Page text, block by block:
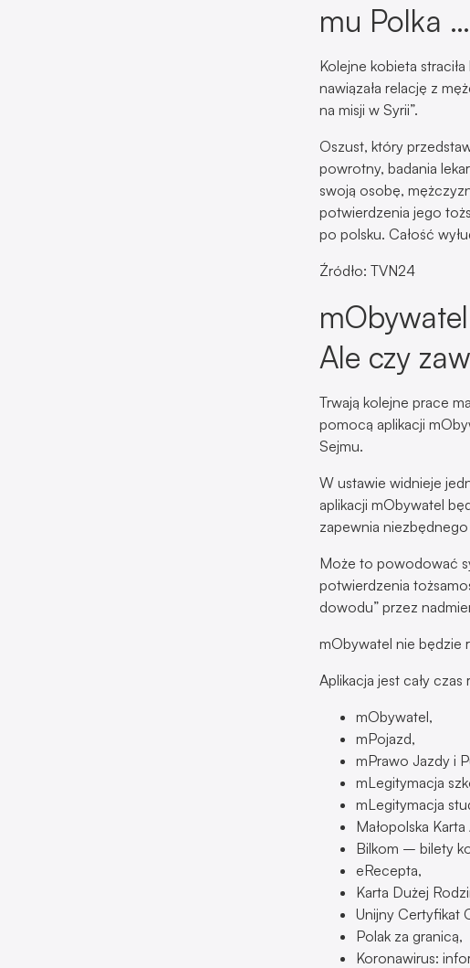
mu Polka
Kolejne kobieta
nawiązała relację z
na misji w Syrii”.
Oszust, który
powrotny, badania
swoją osobę,
potwierdzenia jego
po polsku. Całość
Źródło: TVN24
Ale czy
Trwają kolejne prace
pomocą aplikacji
Sejmu.
W ustawie widnieje
aplikacji mObywatel
zapewnia
Może to powodować
potwierdzenia
dowodu” przez
mObywatel nie będzie
Aplikacja jest cały
mObywatel,
mPojazd,
mPrawo Jazdy i
mLegitymacja
mLegitymacja
Małopolska
Bilkom – bilety
eRecepta,
Karta Dużej
Unijny Certyfikat
Polak za granicą,
Koronawirus: